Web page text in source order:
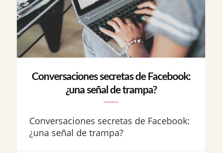
Conversaciones secretas de Facebook:
¿una señal de trampa?
Conversaciones secretas de Facebook:
¿una señal de trampa?